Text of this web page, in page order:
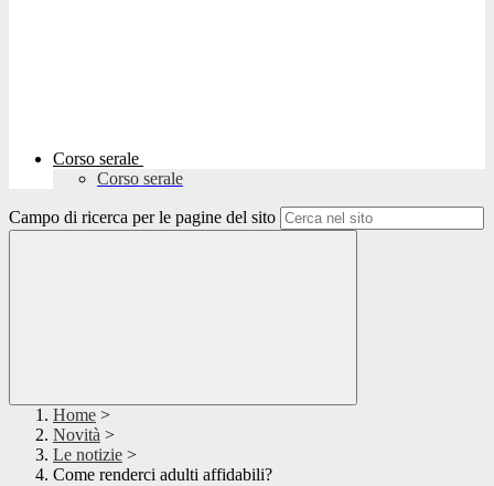
Corso serale
Corso serale
Campo di ricerca per le pagine del sito
Home >
Novità >
Le notizie >
Come renderci adulti affidabili?